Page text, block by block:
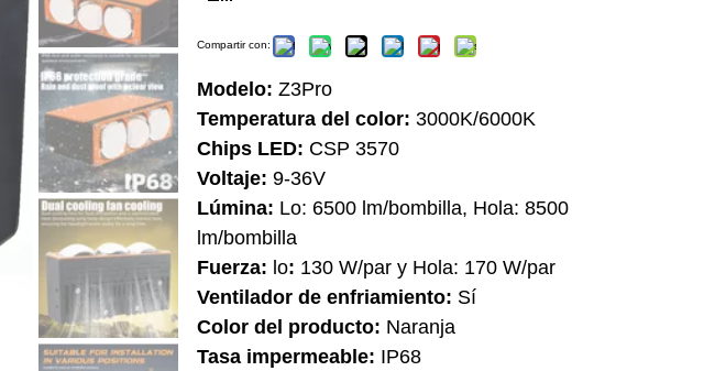
Compartir con:
Modelo:Z3Pro
Temperatura del color:3000K/6000K
Chips LED: CSP 3570
Voltaje: 9-36V
Lúmina: Lo: 6500 lm/bombilla, Hola: 8500
lm/bombilla
Fuerza: lo: 130 W/par y Hola: 170 W/par
Ventilador de enfriamiento: Sí
Color del producto: Naranja
Tasa impermeable: IP68